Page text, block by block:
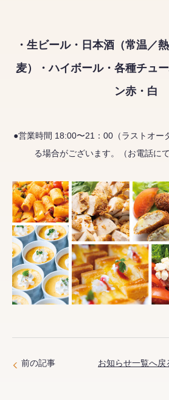
・生ビール・日本酒（常温／
麦）・ハイボール・各種チュ
ン赤・白
●営業時間 18:00〜21：00（ラストオー
る場合がございます。（お電話に
前の記事 お知らせ一覧へ戻